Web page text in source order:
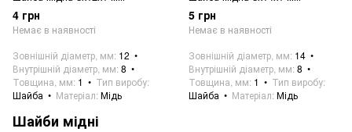
4 грн
Немає в наявності
Зовнішній діаметр, мм 12
Внутрішній діаметр, мм 8
Товщина, мм 1
Тип виробу
Шайба
Матеріал Мідь
5 грн
Немає в наявності
Зовнішній діаметр, мм 14
Внутрішній діаметр, мм 8
Товщина, мм 1
Тип виробу
Шайба
Матеріал Мідь
Шайби мідні